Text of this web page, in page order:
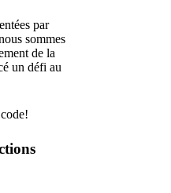
par
sommes
de la
un défi au